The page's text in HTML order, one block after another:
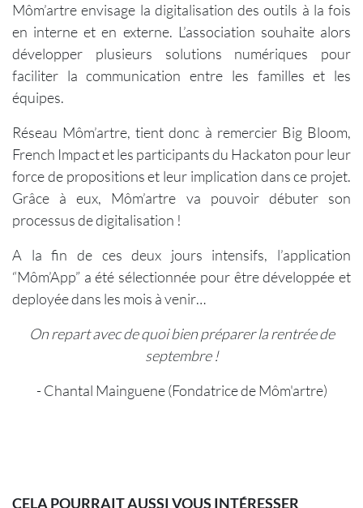
Môm’artre envisage la digitalisation des outils à la fois
en interne et en externe. L’association souhaite alors
développer plusieurs solutions numériques pour
faciliter la communication entre les familles et les
équipes.
Réseau Môm’artre, tient donc à remercier Big Bloom,
French Impact et les participants du Hackaton pour leur
force de propositions et leur implication dans ce projet.
Grâce à eux, Môm’artre va pouvoir débuter son
processus de digitalisation !
A la fin de ces deux jours intensifs, l’application
“Môm’App” a été sélectionnée pour être développée et
deployée dans les mois à venir…
On repart avec de quoi bien préparer la rentrée de
septembre !
- Chantal Mainguene (Fondatrice de Môm'artre)
CELA POURRAIT AUSSI VOUS INTÉRESSER